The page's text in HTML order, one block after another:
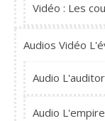
Vidéo : Les
Audios Vidéo
Audio
Audio